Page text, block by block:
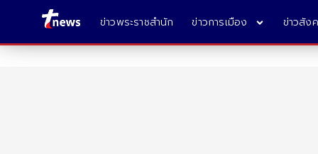
ข่าวพระราชสำนัก ข่าวการเมือง ข่าวสัง